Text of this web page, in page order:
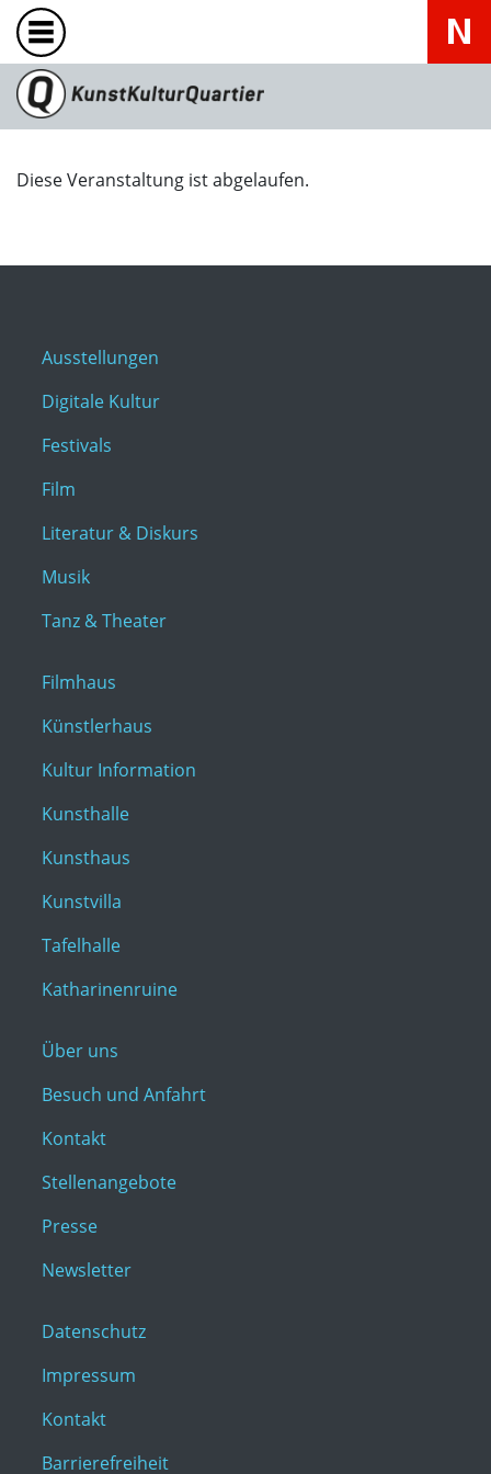
Diese Veranstaltung ist abgelaufen.
Ausstellungen
Digitale Kultur
Festivals
Film
Literatur & Diskurs
Musik
Tanz & Theater
Filmhaus
Künstlerhaus
Kultur Information
Kunsthalle
Kunsthaus
Kunstvilla
Tafelhalle
Katharinenruine
Über uns
Besuch und Anfahrt
Kontakt
Stellenangebote
Presse
Newsletter
Datenschutz
Impressum
Kontakt
Barrierefreiheit